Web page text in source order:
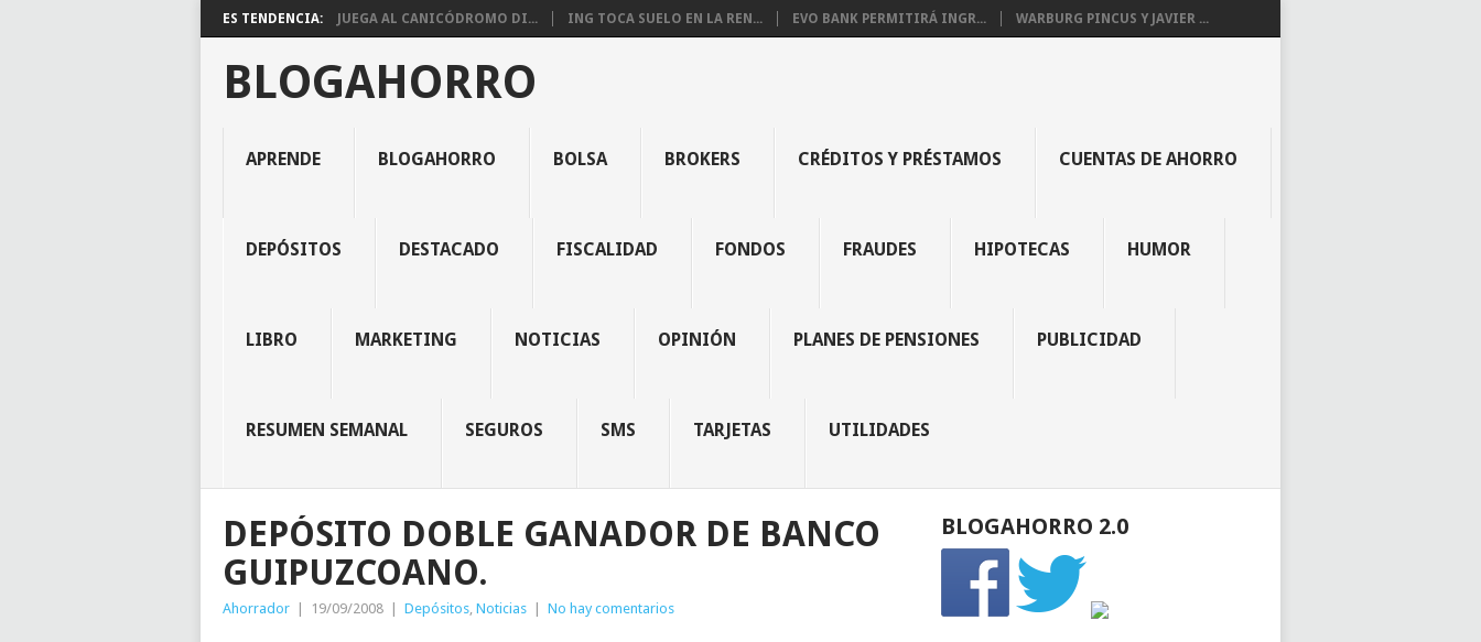
ES TENDENCIA: JUEGA AL CANICÓDROMO DI... ING TOCA SUELO EN LA REN... EVO BANK PERMITIRÁ INGR... WARBURG PINCUS Y JAVIER ...
BLOGAHORRO
APRENDE BLOGAHORRO BOLSA BROKERS CRÉDITOS Y PRÉSTAMOS CUENTAS DE AHORRO
DEPÓSITOS DESTACADO FISCALIDAD FONDOS FRAUDES HIPOTECAS HUMOR
LIBRO MARKETING NOTICIAS OPINIÓN PLANES DE PENSIONES PUBLICIDAD
RESUMEN SEMANAL SEGUROS SMS TARJETAS UTILIDADES
DEPÓSITO DOBLE GANADOR DE BANCO
GUIPUZCOANO.
Ahorrador 19/09/2008 Depósitos, Noticias No hay comentarios
BLOGAHORRO 2.0